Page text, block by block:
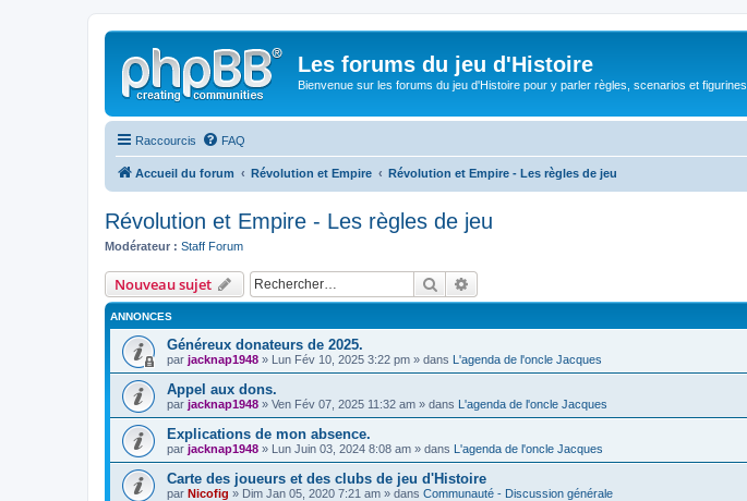
Les forums du jeu d'Histoire
Bienvenue sur les forums du jeu d'Histoire pour y parler règles, scenarios et figurines
Raccourcis FAQ
Accueil du forum Révolution et Empire Révolution et Empire - Les règles de jeu
Révolution et Empire - Les règles de jeu
Modérateur : Staff Forum
Nouveau sujet Rechercher
ANNONCES
Généreux donateurs de 2025.
par jacknap1948 » Lun Fév 10, 2025 3:22 pm » dans L'agenda de l'oncle Jacques
Appel aux dons.
par jacknap1948 » Ven Fév 07, 2025 11:32 am » dans L'agenda de l'oncle Jacques
Explications de mon absence.
par jacknap1948 » Lun Juin 03, 2024 8:08 am » dans L'agenda de l'oncle Jacques
Carte des joueurs et des clubs de jeu d'Histoire
par Nicofig » Dim Jan 05, 2020 7:21 am » dans Communauté - Discussion générale